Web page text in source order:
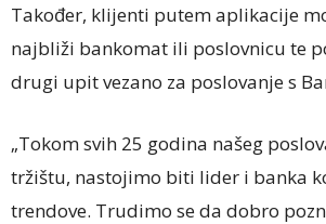
Također, klijenti putem aplikacije
najbliži bankomat ili poslovnicu te
drugi upit vezano za poslovanje s
„Tokom svih 25 godina našeg
tržištu, nastojimo biti lider i banka
trendove. Trudimo se da dobro